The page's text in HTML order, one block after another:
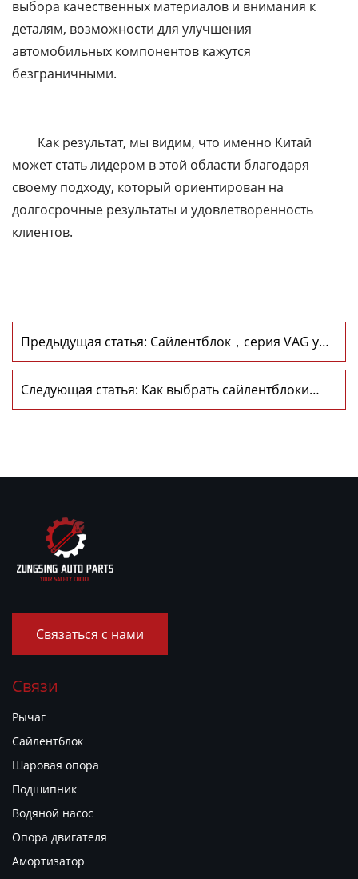
выбора качественных материалов и внимания к
деталям, возможности для улучшения
автомобильных компонентов кажутся
безграничными.
Как результат, мы видим, что именно Китай
может стать лидером в этой области благодаря
своему подходу, который ориентирован на
долгосрочные результаты и удовлетворенность
клиентов.
Предыдущая статья: Сайлентблок，серия VAG уже
в продаже
Следующая статья: Как выбрать сайлентблоки
передних рычагов оптом?
Связаться с нами
Связи
Рычаг
Сайлентблок
Шаровая опора
Подшипник
Водяной насос
Опора двигателя
Амортизатор